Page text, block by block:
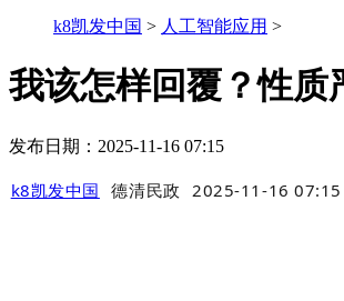
k8凯发中国 > 人工智能应用 >
我该怎样回覆？性质
发布日期：2025-11-16 07:15
k8凯发中国 德清民政 2025-11-16 07:15